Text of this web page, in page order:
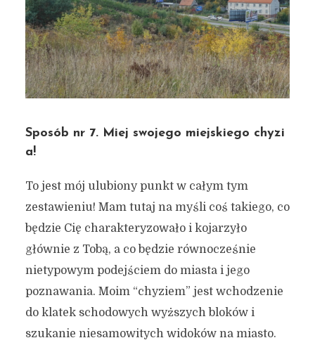
Sposób nr 7. Miej swojego miejskiego chyzi
a!
To jest mój ulubiony punkt w całym tym
zestawieniu! Mam tutaj na myśli coś takiego, co
będzie Cię charakteryzowało i kojarzyło
głównie z Tobą, a co będzie równocześnie
nietypowym podejściem do miasta i jego
poznawania. Moim “chyziem” jest wchodzenie
do klatek schodowych wyższych bloków i
szukanie niesamowitych widoków na miasto.